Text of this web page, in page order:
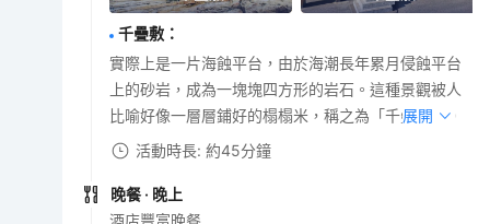
千疊敷 ：
實際上是一片海蝕平台，由於海潮長年累月侵蝕平台
上的砂岩，成為一塊塊四方形的岩石。這種景觀被人
比喻好像一層層鋪好的榻榻米，稱之為「千疊敷」。
展開
活動時長: 約45分鐘
晚餐 · 晚上